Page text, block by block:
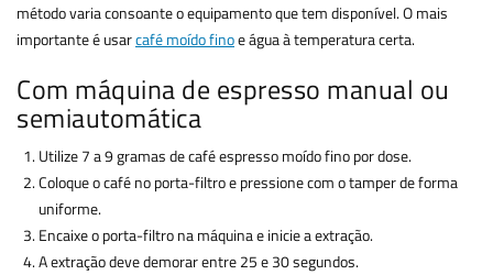
método varia consoante o equipamento que tem disponível. O mais
importante é usarcafé moído finoe água à temperatura certa.
Com máquina de espresso manual ou
semiautomática
Utilize 7 a 9 gramas de café espresso moído fino por dose.
Coloque o café no porta-filtro e pressione com o tamper de forma
uniforme.
Encaixe o porta-filtro na máquina e inicie a extração.
A extração deve demorar entre 25 e 30 segundos.